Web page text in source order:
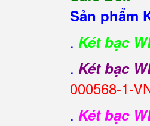
Sản phẩm
. Két bạc
. Két bạc
000568-1-
. Két bạc